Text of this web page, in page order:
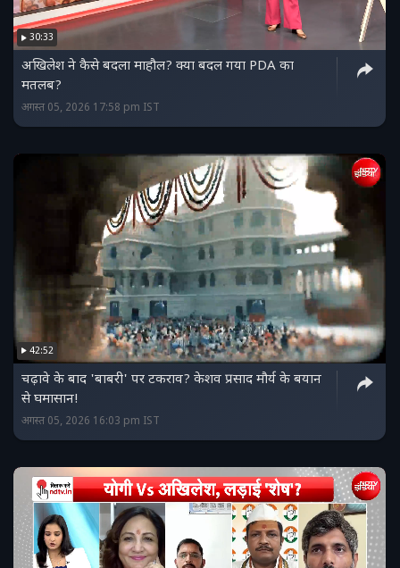
30:33
अखिलेश ने कैसे बदला माहौल? क्या बदल गया PDA का
मतलब?
अगस्त 05, 2026 17:58 pm IST
42:52
चढ़ावे के बाद 'बाबरी' पर टकराव? केशव प्रसाद मौर्य के बयान
से घमासान!
अगस्त 05, 2026 16:03 pm IST